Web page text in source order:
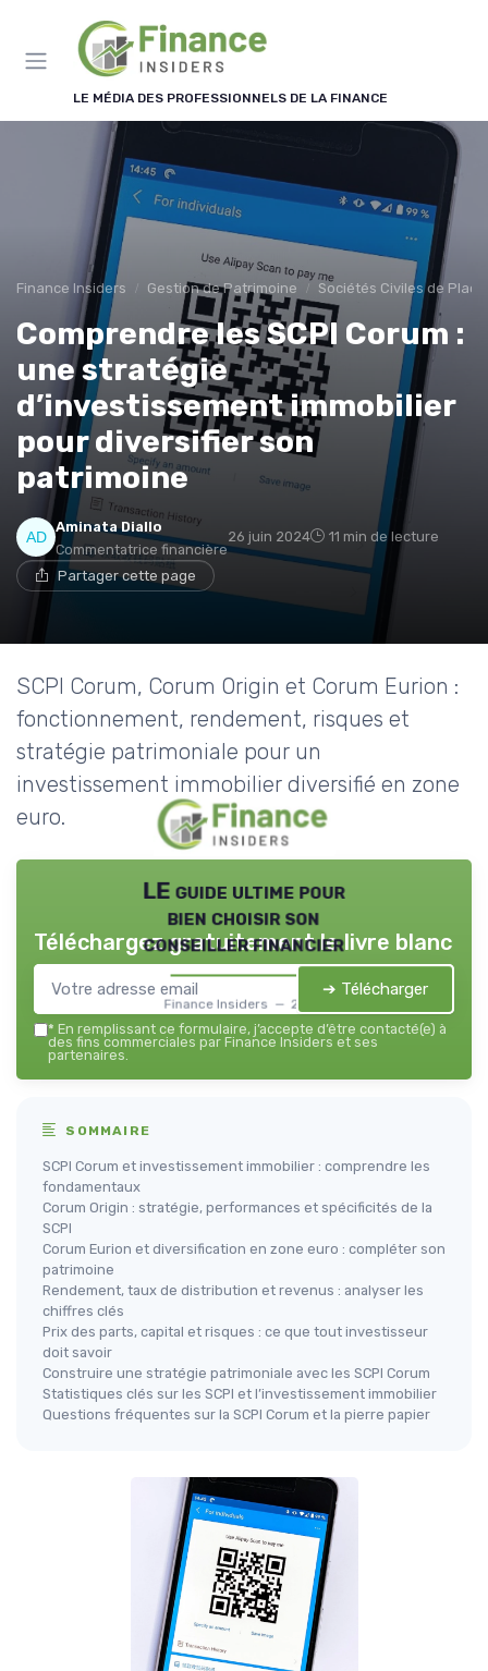
LE MÉDIA DES PROFESSIONNELS DE LA FINANCE
Finance Insiders Gestion de Patrimoine Sociétés Civiles de
Comprendre les SCPI Corum :
une stratégie
d’investissement immobilier
pour diversifier son
patrimoine
Aminata Diallo
Commentatrice financière
26 juin 2024 11 min de lecture
Partager cette page
SCPI Corum, Corum Origin et Corum Eurion :
fonctionnement, rendement, risques et
stratégie patrimoniale pour un
investissement immobilier diversifié en zone
euro.
LE guide ultime pour
bien choisir son
conseiller financier
Finance Insiders — 2026
Téléchargez gratuitement le livre blanc
➔ Télécharger
* En remplissant ce formulaire, j’accepte d’être contacté(e) à
des fins commerciales par Finance Insiders et ses
partenaires.
SOMMAIRE
SCPI Corum et investissement immobilier : comprendre les
fondamentaux
Corum Origin : stratégie, performances et spécificités de la
SCPI
Corum Eurion et diversification en zone euro : compléter son
patrimoine
Rendement, taux de distribution et revenus : analyser les
chiffres clés
Prix des parts, capital et risques : ce que tout investisseur
doit savoir
Construire une stratégie patrimoniale avec les SCPI Corum
Statistiques clés sur les SCPI et l’investissement immobilier
Questions fréquentes sur la SCPI Corum et la pierre papier